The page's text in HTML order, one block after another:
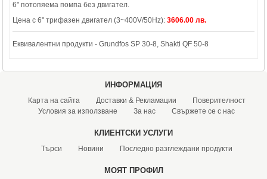
6" потопяема помпа без двигател.
Цена с 6" трифазен двигател (3~400V/50Hz):3606.00 лв.
Еквивалентни продукти - Grundfos SP 30-8, Shakti QF 50-8
ИНФОРМАЦИЯ
Карта на сайта Доставки & Рекламации
Поверителност
Условия за използване
За нас Свържете се с нас
КЛИЕНТСКИ УСЛУГИ
Търси Новини Последно разглеждани продукти
МОЯТ ПРОФИЛ